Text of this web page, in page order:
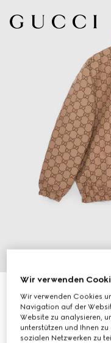
Wendbare Jacke aus
€ 1.680
Wir verwenden
Wir verwenden Cookies
Navigation auf der
Website zu analysieren,
unterstützen und Ihnen
sozialen Netzwerken zu